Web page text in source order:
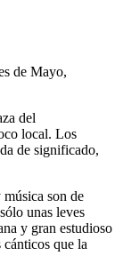
de Mayo,
del
local. Los
de significado,
son de
unas leves
y gran estudioso
que la